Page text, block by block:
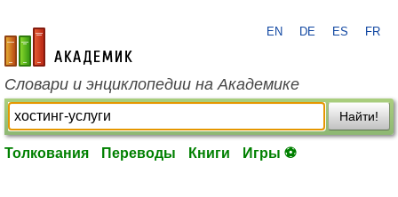
academic.ru
EN DE ES FR
Словари и энциклопедии на Академике
Найти!
Толкования Переводы Книги Игры ⚽